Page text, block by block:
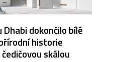
Dhabi dokončilo bílé
historie
skálou